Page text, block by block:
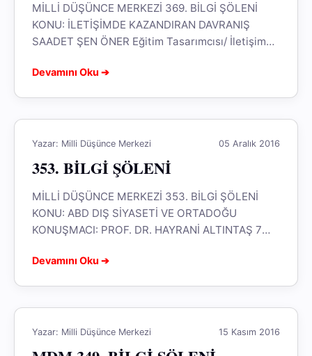
MİLLİ DÜŞÜNCE MERKEZİ 369. BİLGİ ŞÖLENİ
KONU: İLETİŞİMDE KAZANDIRAN DAVRANIŞ
SAADET ŞEN ÖNER Eğitim Tasarımcısı/ İletişim
MİLLİ...
Devamını Oku ➔
Yazar: Milli Düşünce Merkezi 05 Aralık 2016
353. BİLGİ ŞÖLENİ
MİLLİ DÜŞÜNCE MERKEZİ 353. BİLGİ ŞÖLENİ
KONU: ABD DIŞ SİYASETİ VE ORTADOĞU
KONUŞMACI: PROF. DR. HAYRANİ ALTINTAŞ 7
Devamını Oku ➔
Yazar: Milli Düşünce Merkezi 15 Kasım 2016